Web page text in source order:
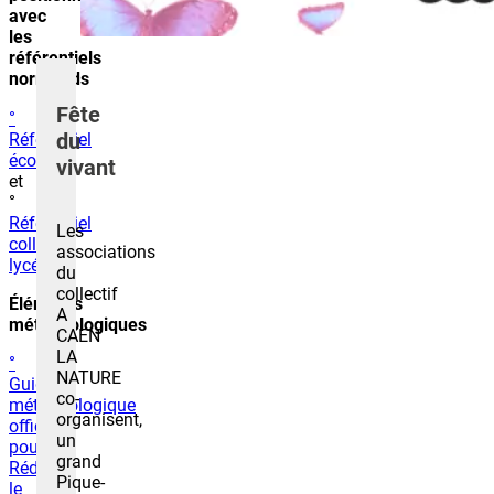
avec
les
référentiels
normands
°
Référentiel
écoles
et
°
Référentiel
collège
lycée
Éléments
méthodologiques
°
Guide
méthodologique
officiel
pour
Réduire
le
Fête
du
vivant
Les
associations
du
collectif
A
CAEN
LA
NATURE
co-
organisent,
un
grand
Pique-